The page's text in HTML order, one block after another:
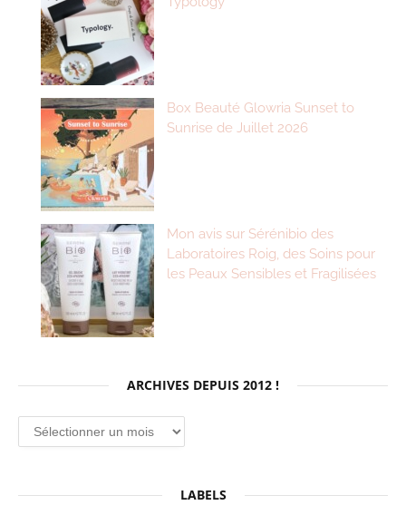
Box Beauté Glowria Sunset to
Sunrise de Juillet 2026
Mon avis sur Sérénibio des
Laboratoires Roig, des Soins pour
les Peaux Sensibles et Fragilisées
ARCHIVES DEPUIS 2012 !
Archives
depuis
LABELS